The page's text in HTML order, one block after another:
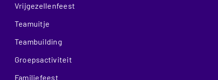
Vrijgezellenfeest
Teamuitje
Teambuilding
Groepsactiviteit
Familiefeest